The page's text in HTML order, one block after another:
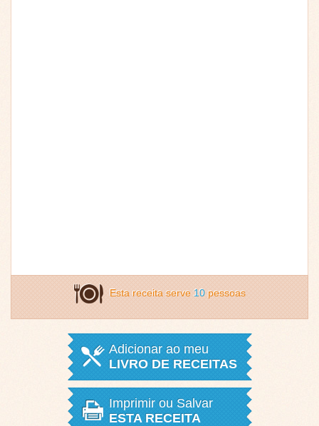
Esta receita serve 10 pessoas
Adicionar ao meu
LIVRO DE RECEITAS
Imprimir ou Salvar
ESTA RECEITA